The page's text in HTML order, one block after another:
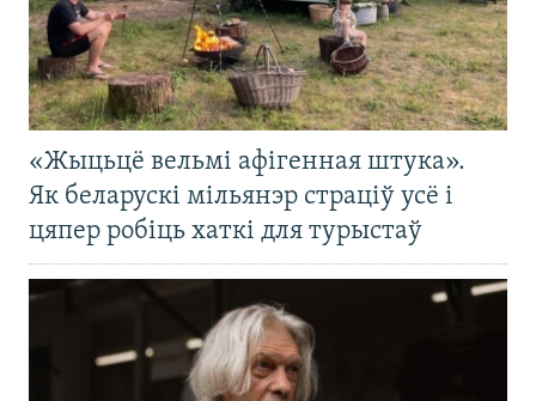
«Жыцьцё вельмі афігенная штука».
Як беларускі мільянэр страціў усё і
цяпер робіць хаткі для турыстаў